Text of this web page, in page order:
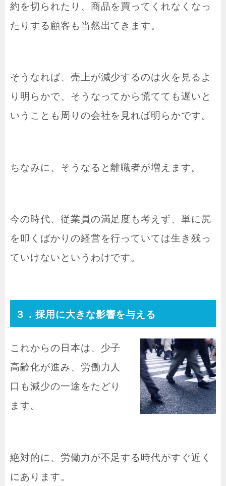
約を切られたり、商品を買ってくれなくなっ
たりする顧客も当然出てきます。
そうなれば、売上が減少するのは火を見るよ
り明らかで、そうなってから慌てても遅いと
いうことも周りの会社を見れば明らかです。
ちなみに、そうなると離職者が増えます。
今の時代、従業員の満足度も考えず、単に尻
を叩くばかりの経営を行っていては生き残っ
ていけないというわけです。
３．採用に大きな影響を与える
これからの日本は、少子
高齢化が進み、労働力人
口も減少の一途をたどり
ます。
絶対的に、労働力が不足する時代がすぐ近く
にあります。